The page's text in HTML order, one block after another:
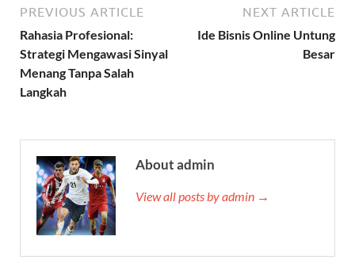
PREVIOUS ARTICLE
Rahasia Profesional:
Strategi Mengawasi Sinyal
Menang Tanpa Salah
Langkah
NEXT ARTICLE
Ide Bisnis Online Untung
Besar
About admin
View all posts by admin →